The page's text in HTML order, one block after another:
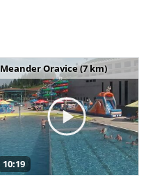
Meander Oravice (7 km)
10:19